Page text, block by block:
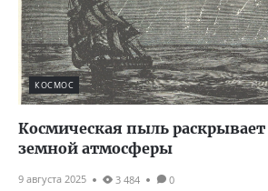
КОСМОС
Космическая пыль
земной атмосферы
9 августа 2025 3 484 0